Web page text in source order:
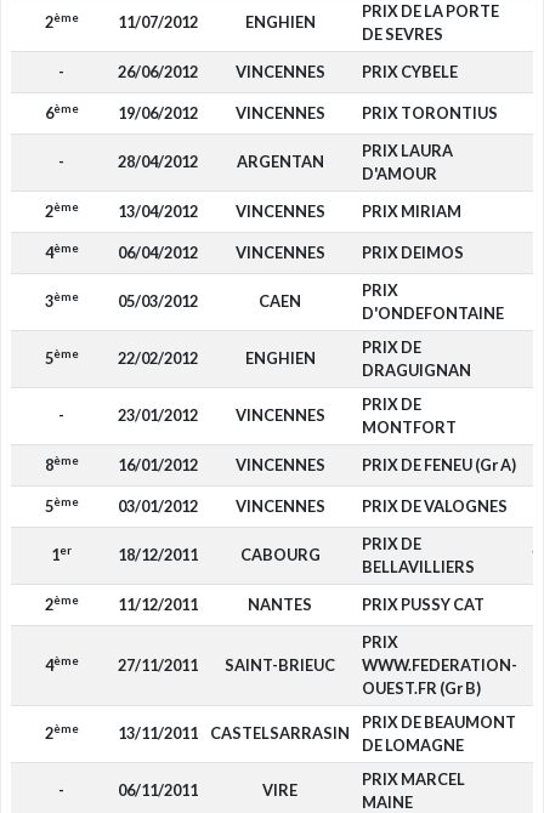
2ème 11/07/2012 ENGHIEN
PRIX DE LA PORTE
DE SEVRES
- 26/06/2012 VINCENNES PRIX CYBELE
6ème 19/06/2012 VINCENNES PRIX TORONTIUS
- 28/04/2012 ARGENTAN
PRIX LAURA
D'AMOUR
2ème 13/04/2012 VINCENNES PRIX MIRIAM
4ème 06/04/2012 VINCENNES PRIX DEIMOS
3ème 05/03/2012 CAEN
PRIX
D'ONDEFONTAINE
5ème 22/02/2012 ENGHIEN
PRIX DE
DRAGUIGNAN
- 23/01/2012 VINCENNES
PRIX DE
MONTFORT
8ème 16/01/2012 VINCENNES PRIX DE FENEU (Gr A)
5ème 03/01/2012 VINCENNES PRIX DE VALOGNES
1er 18/12/2011 CABOURG
PRIX DE
BELLAVILLIERS
2ème 11/12/2011 NANTES PRIX PUSSY CAT
4ème 27/11/2011 SAINT-BRIEUC
PRIX
WWW.FEDERATION-
OUEST.FR (Gr B)
2ème 13/11/2011 CASTELSARRASIN
PRIX DE BEAUMONT
DE LOMAGNE
- 06/11/2011 VIRE
PRIX MARCEL
MAINE